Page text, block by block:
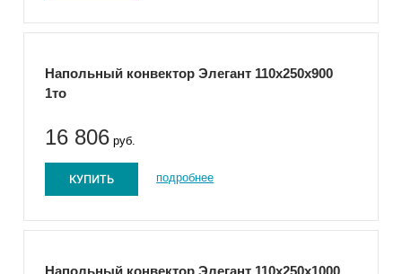
Напольный конвектор Элегант 110x250x900
1то
16 806 руб.
КУПИТЬ подробнее
Напольный конвектор Элегант 110x250x1000